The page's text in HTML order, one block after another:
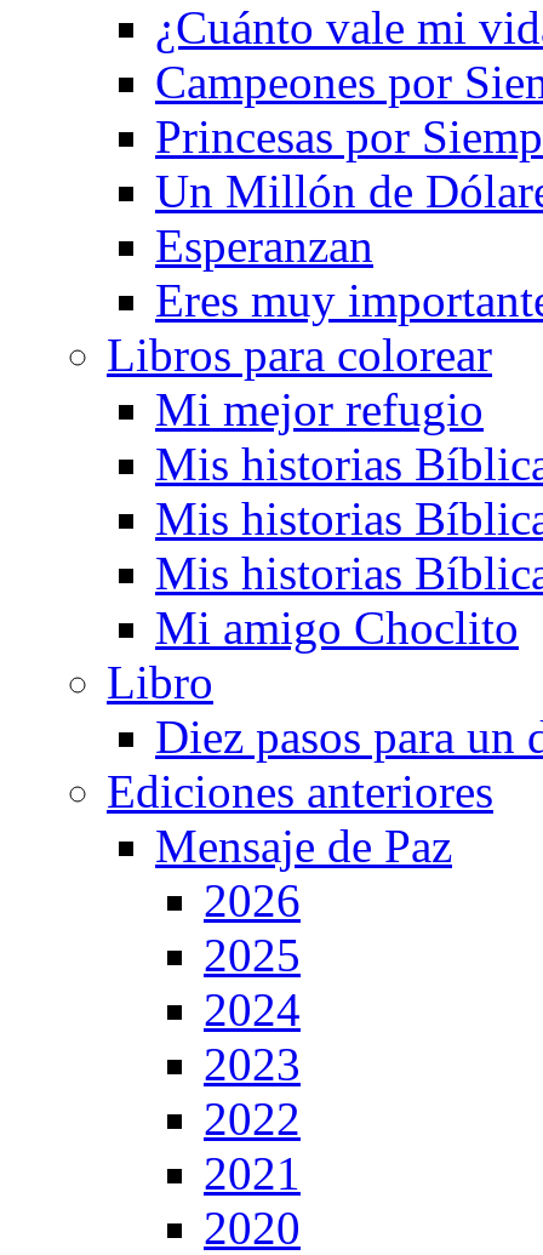
¿Cuánto vale mi
Campeones por
Princesas por
Un Millón de
Esperanzan
Eres muy
Libros para colorear
Mi mejor refugio
Mis historias
Mis historias
Mis historias
Mi amigo Choclito
Libro
Diez pasos para
Ediciones anteriores
Mensaje de Paz
2026
2025
2024
2023
2022
2021
2020